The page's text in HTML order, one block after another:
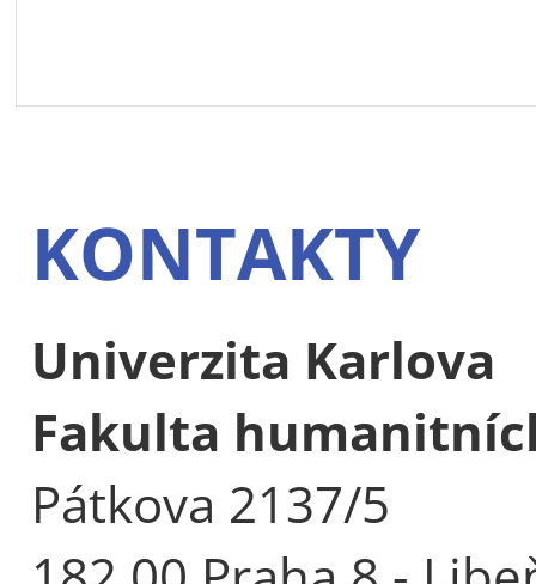
KONTAKTY
Univerzita Karlova
Fakulta
Pátkova 2137/5